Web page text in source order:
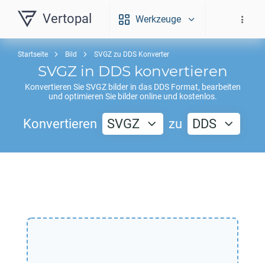
Vertopal Werkzeuge
Startseite Bild SVGZ zu DDS Konverter
SVGZin DDS konvertieren
Konvertieren SieSVGZbilder in das DDSFormat, bearbeiten
und optimieren Sie bilder online und kostenlos.
Konvertieren SVGZ zu DDS